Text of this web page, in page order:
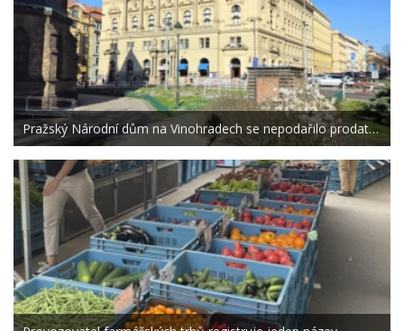
Pražský Národní dům na Vinohradech se nepodařilo prodat…